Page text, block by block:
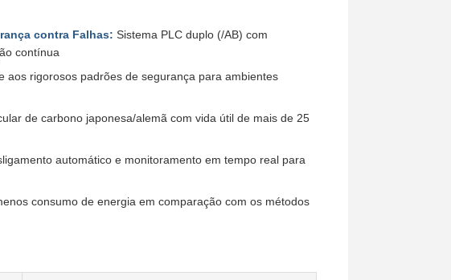
contra Falhas: Sistema PLC duplo (/AB) com
contínua
aos rigorosos padrões de segurança para ambientes
de carbono japonesa/alemã com vida útil de mais de 25
automático e monitoramento em tempo real para
consumo de energia em comparação com os métodos